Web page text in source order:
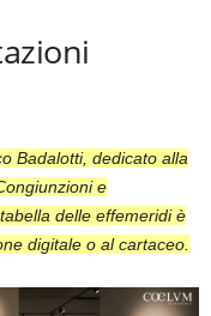
Badalotti, dedicato alla
e
delle effemeridi è
digitale o al cartaceo.